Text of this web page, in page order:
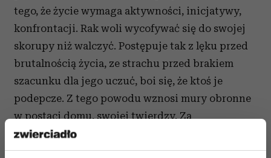
tego, że życie wymaga aktywności, inicjatywy,
konfrontacji. Rak woli wycofywać się do swojej
skorupy niż walczyć. Postępuje tak z lęku przed
brutalnością życia, ze strachu przed brakiem
szacunku dla jego uczuć, boi się, że ktoś je
podepcze. Z tego powodu wznosi mury obronne
w postaci domu, swojej twierdzy. Za
nieruchomości w kosmogramie odpowiada dom
czwarty, przypisywany właśnie znakowi zodiaku